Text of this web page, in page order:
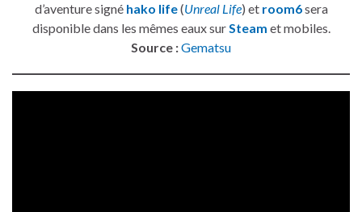
d’aventure signé hako life(Unreal Life) et room6sera
disponible dans les mêmes eaux surSteam et mobiles.
Source :Gematsu